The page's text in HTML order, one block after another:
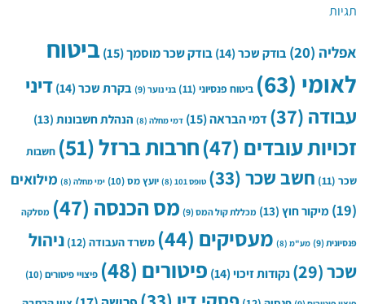
תגיות
אפליה(20) בודק שכר(14) בודק שכר מוסמך(15)
ביטוח
לאומי(63) ביטוח פנסיוני(11) בני נוער(9) בקרת שכר(14)
דיני
עבודה(37) דמי הבראה(15) דמי מחלה(8) הנהלת חשבונות(13)
זכויות עובדים(47) חרבות ברזל(51)
חשבות
שכר(11) חשב שכר(33) טופס 101 (8) יועץ מס(10) ימי מחלה(8)
מילואים
מיקור חוץ(13) מכללת קול המס(9) מס הכנסה(47) מסלקה
פנסיונית(9) מע"מ(8) מעסיקים(44) משרד העבודה(12)
ניהול
שכר(29) נקודות זיכוי(14) פיטורים(48) פיצויי פיטורים(10)